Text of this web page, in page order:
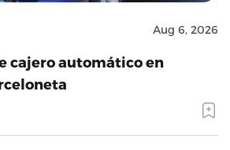
Aug 6, 2026
cajero automático en